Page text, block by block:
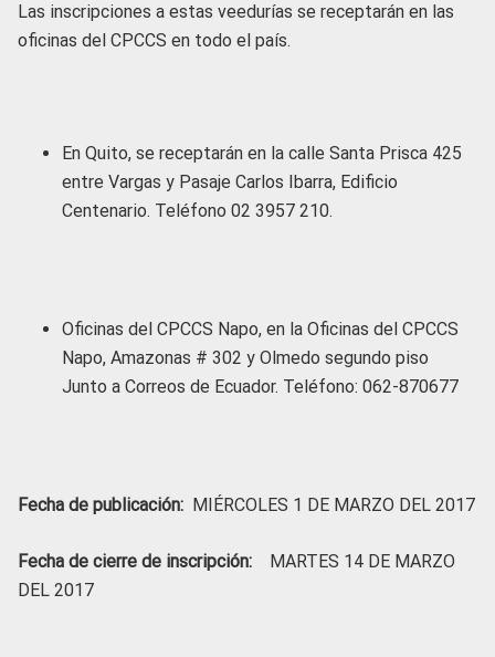
Las inscripciones a estas veedurías se receptarán en las
oficinas del CPCCS en todo el país.
En Quito, se receptarán en la calle Santa Prisca 425
entre Vargas y Pasaje Carlos Ibarra, Edificio
Centenario. Teléfono 02 3957 210.
Oficinas del CPCCS Napo, en la Oficinas del CPCCS
Napo, Amazonas # 302 y Olmedo segundo piso
Junto a Correos de Ecuador. Teléfono: 062-870677
Fecha de publicación: MIÉRCOLES 1 DE MARZO DEL 2017
Fecha de cierre de inscripción:
MARTES 14 DE MARZO
DEL 2017